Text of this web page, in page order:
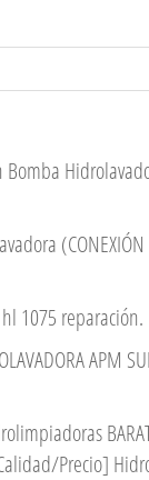
Bomba
1075 reparación.
APM
Precio]